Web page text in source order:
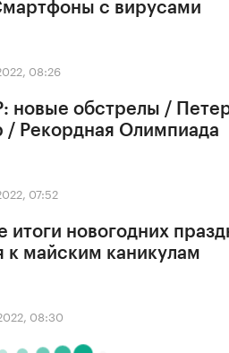
с вирусами
08:26
новые обстрелы /
/ Рекордная Олимпиада
07:52
итоги новогодних
к майским каникулам
08:30